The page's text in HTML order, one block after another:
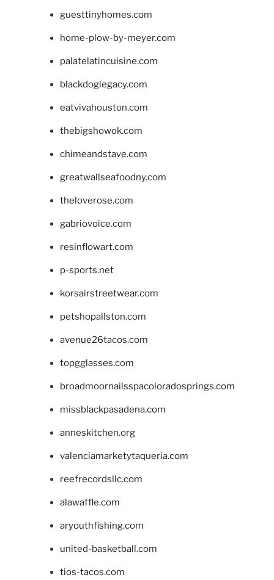
guesttinyhomes.com
home-plow-by-meyer.com
palatelatincuisine.com
blackdoglegacy.com
eatvivahouston.com
thebigshowok.com
chimeandstave.com
greatwallseafoodny.com
theloverose.com
gabriovoice.com
resinflowart.com
p-sports.net
korsairstreetwear.com
petshopallston.com
avenue26tacos.com
topgglasses.com
broadmoornailsspacoloradosprings.com
missblackpasadena.com
anneskitchen.org
valenciamarketytaqueria.com
reefrecordsllc.com
alawaffle.com
aryouthfishing.com
united-basketball.com
tios-tacos.com